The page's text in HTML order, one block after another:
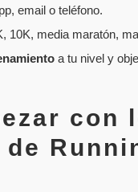
email o teléfono.
10K, media maratón,
a tu nivel y
con